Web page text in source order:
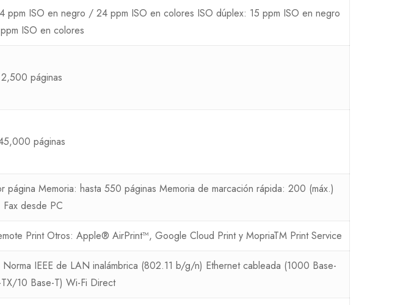
ISO en negro / 24 ppm ISO en colores ISO dúplex: 15 ppm ISO en negro
ISO en colores
2,500 páginas
páginas
Memoria: hasta 550 páginas Memoria de marcación rápida: 200 (máx.)
Fax desde PC
Print Otros: Apple® AirPrint™, Google Cloud Print y MopriaTM Print Service
IEEE de LAN inalámbrica (802.11 b/g/n) Ethernet cableada (1000 Base-
10 Base-T) Wi-Fi Direct